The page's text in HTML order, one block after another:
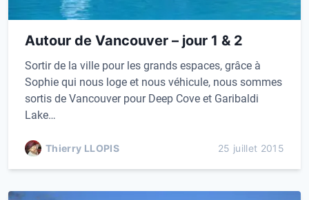
Autour de Vancouver – jour 1 & 2
Sortir de la ville pour les grands espaces, grâce à
Sophie qui nous loge et nous véhicule, nous sommes
sortis de Vancouver pour Deep Cove et Garibaldi
Lake…
Thierry LLOPIS 25 juillet 2015